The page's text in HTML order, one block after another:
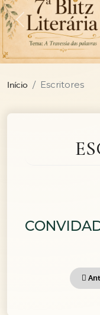
Previous
Início Escritores